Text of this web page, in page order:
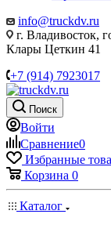
info@truckdv.ru
г. Владивосток,
Клары Цеткин 41
+7 (914) 7923017
Поиск
Войти
Сравнение0
Избранные
Корзина 0
Каталог